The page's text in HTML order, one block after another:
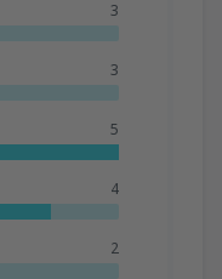
3
3
5
4
2